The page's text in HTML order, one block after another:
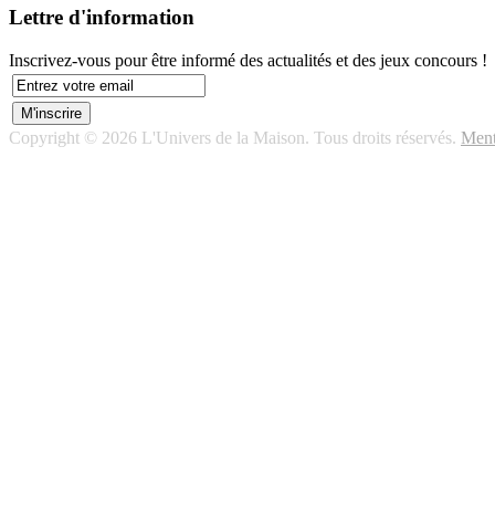
Lettre d'information
Inscrivez-vous pour être informé des actualités et des jeux concours !
Copyright © 2026 L'Univers de la Maison. Tous droits réservés.